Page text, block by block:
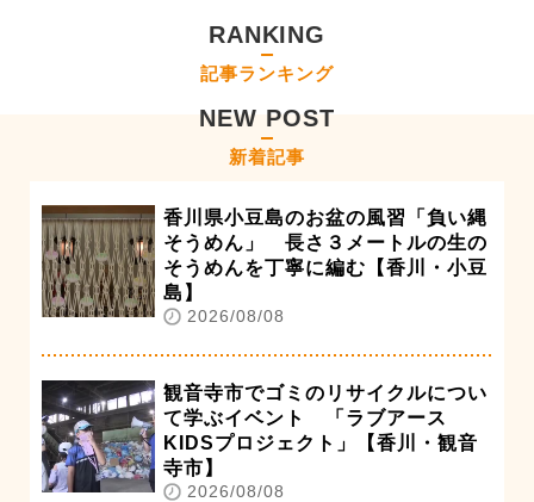
RANKING
記事ランキング
NEW POST
新着記事
香川県小豆島のお盆の風習「負い縄
そうめん」 長さ３メートルの生の
そうめんを丁寧に編む【香川・小豆
島】
2026/08/08
観音寺市でゴミのリサイクルについ
て学ぶイベント 「ラブアース
KIDSプロジェクト」【香川・観音
寺市】
2026/08/08